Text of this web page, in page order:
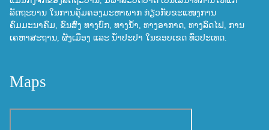
ລັດຖະບານ ໃນການຄຸ້ມຄອງມະຫາພາກ ກ່ຽວກັບຂະແໜງການ
ຄົມມະນາຄົມ, ຂົນສົ່ງ ທາງບົກ, ທາງນ້ຳ, ທາງອາກາດ, ທາງລົດໄຟ, ການ
ເຄຫາສະຖານ, ຜັງເມືອງ ແລະ ນ້ຳປະປາ ໃນຂອບເຂດ ທົ່ວປະເທດ.
Maps